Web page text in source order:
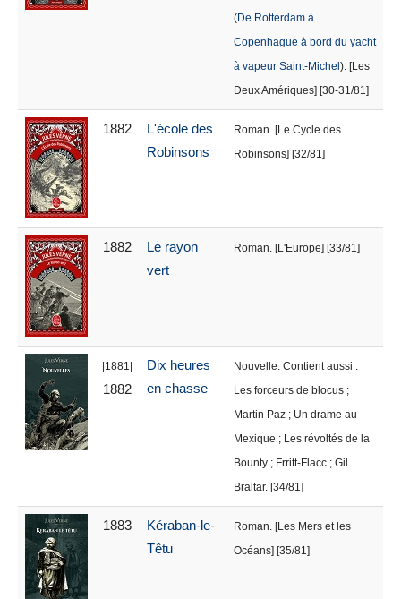
(De Rotterdam à
Copenhague à bord du yacht
à vapeur Saint-Michel ). [Les
Deux Amériques] [30-31/81]
1882
L'école des
Robinsons
Roman. [Le Cycle des
Robinsons] [32/81]
1882
Le rayon
vert
Roman. [L'Europe] [33/81]
|1881|
1882
Dix heures
en chasse
Nouvelle. Contient aussi :
Les forceurs de blocus ;
Martin Paz ; Un drame au
Mexique ; Les révoltés de la
Bounty ; Frritt-Flacc ; Gil
Braltar. [34/81]
1883
Kéraban-le-
Têtu
Roman. [Les Mers et les
Océans] [35/81]